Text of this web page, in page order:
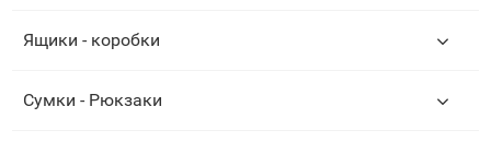
Ящики - коробки
Сумки - Рюкзаки